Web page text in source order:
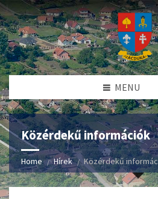
MENU
Közérdekű információk
Home Hírek Közérdekű